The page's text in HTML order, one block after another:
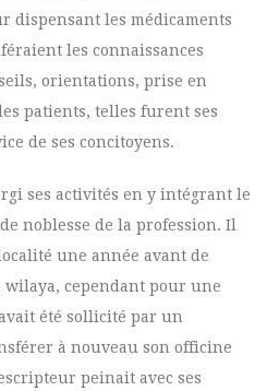
dispensant les médicaments
les connaissances
orientations, prise en
patients, telles furent ses
de ses concitoyens.
ses activités en y intégrant le
noblesse de la profession. Il
une année avant de
cependant pour une
été sollicité par un
à nouveau son officine
peinait avec ses